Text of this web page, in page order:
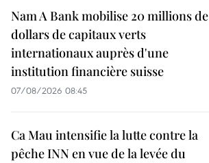
Nam A Bank mobilise 20 millions de
dollars de capitaux verts
internationaux auprès d'une
institution financière suisse
07/08/2026 08:45
Ca Mau intensifie la lutte contre la
pêche INN en vue de la levée du